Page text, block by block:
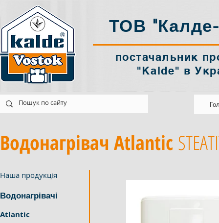
ТОВ
постачальник
"Kalde" в
Україна Харків
Водонагрівач Atlantic
Наша продукція
Водонагрівачі
Atlantic